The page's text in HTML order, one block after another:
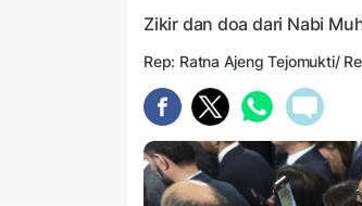
Zikir dan doa dari Nabi
Rep: Ratna Ajeng Tejomukti/